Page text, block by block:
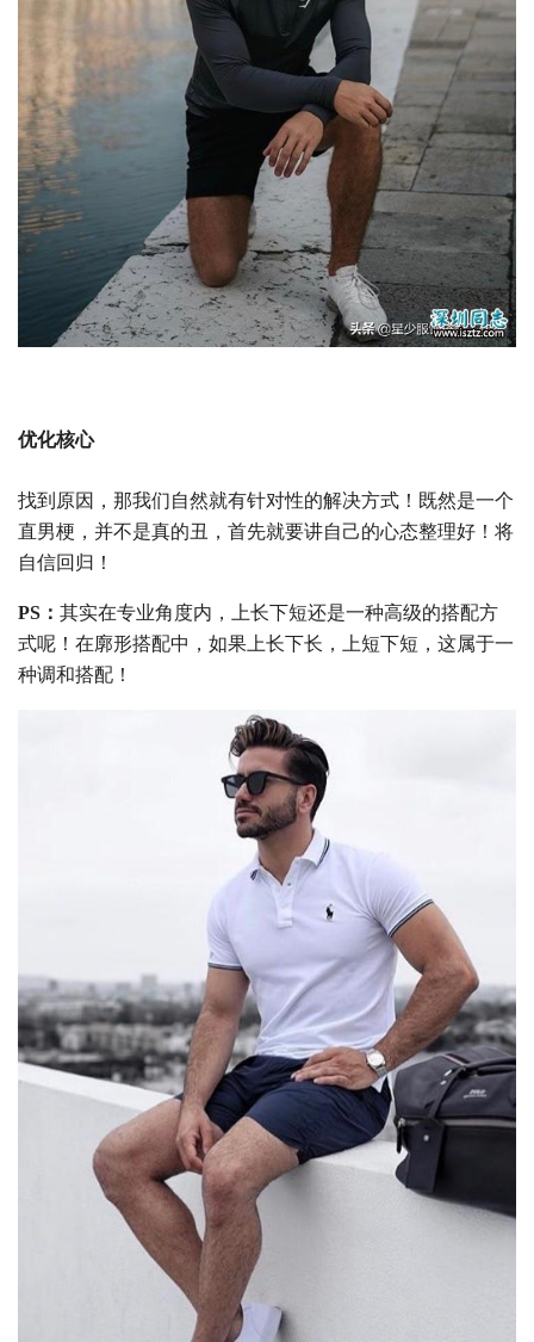
优化核心
找到原因，那我们自然就有针对性的解决方式！既然是一个
直男梗，并不是真的丑，首先就要讲自己的心态整理好！将
自信回归！
PS： 其实在专业角度内，上长下短还是一种高级的搭配方
式呢！在廓形搭配中，如果上长下长，上短下短，这属于一
种调和搭配！